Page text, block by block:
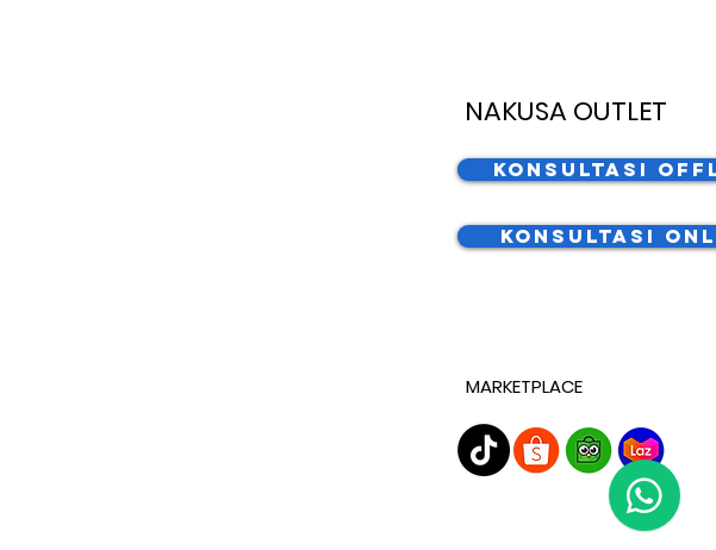
NAKUSA OUTLET
Konsultasi
Konsultasi
MARKETPLACE